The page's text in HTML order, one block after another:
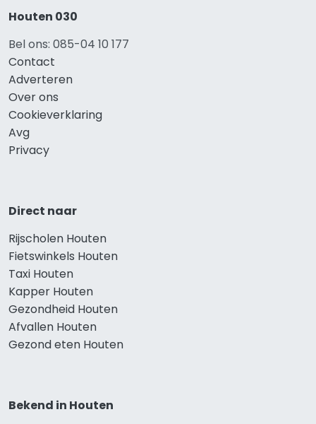
Houten 030
Bel ons: 085-04 10 177
Contact
Adverteren
Over ons
Cookieverklaring
Avg
Privacy
Direct naar
Rijscholen Houten
Fietswinkels Houten
Taxi Houten
Kapper Houten
Gezondheid Houten
Afvallen Houten
Gezond eten Houten
Bekend in Houten